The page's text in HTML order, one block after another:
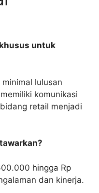
untuk
lulusan
komunikasi
retail menjadi
hingga Rp
dan kinerja.